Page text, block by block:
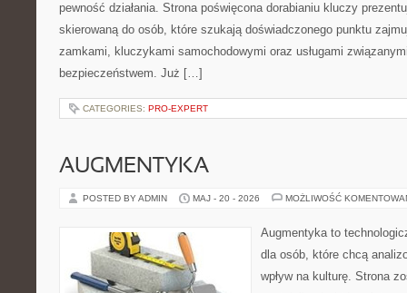
pewność działania. Strona poświęcona dorabianiu kluczy
skierowaną do osób, które szukają doświadczonego punktu
zamkami, kluczykami samochodowymi oraz usługami
bezpieczeństwem. Już […]
CATEGORIES: PRO-EXPERT
AUGMENTYKA
POSTED BY ADMIN MAJ - 20 - 2026 MOŻLIWOŚĆ
Augmentyka to
dla osób, które chcą
wpływ na kulturę. Strona